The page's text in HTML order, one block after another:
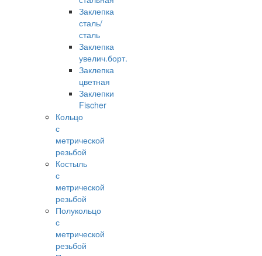
Заклепка
сталь/
сталь
Заклепка
увелич.борт.
Заклепка
цветная
Заклепки
Fischer
Кольцо
с
метрической
резьбой
Костыль
с
метрической
резьбой
Полукольцо
с
метрической
резьбой